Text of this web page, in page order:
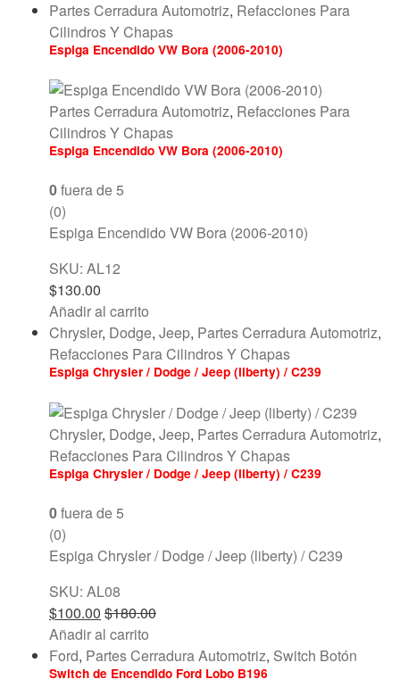
Partes Cerradura Automotriz, Refacciones Para
Cilindros Y Chapas
Espiga Encendido VW Bora (2006-2010)
Partes Cerradura Automotriz, Refacciones Para
Cilindros Y Chapas
Espiga Encendido VW Bora (2006-2010)
0fuera de 5
(0)
Espiga Encendido VW Bora (2006-2010)
SKU: AL12
$130.00
Añadir al carrito
Chrysler, Dodge, Jeep, Partes Cerradura Automotriz,
Refacciones Para Cilindros Y Chapas
Espiga Chrysler / Dodge / Jeep (liberty) / C239
Chrysler, Dodge, Jeep, Partes Cerradura Automotriz,
Refacciones Para Cilindros Y Chapas
Espiga Chrysler / Dodge / Jeep (liberty) / C239
0fuera de 5
(0)
Espiga Chrysler / Dodge / Jeep (liberty) / C239
SKU: AL08
$100.00 $180.00
Añadir al carrito
Ford, Partes Cerradura Automotriz, Switch Botón
Switch de Encendido Ford Lobo B196